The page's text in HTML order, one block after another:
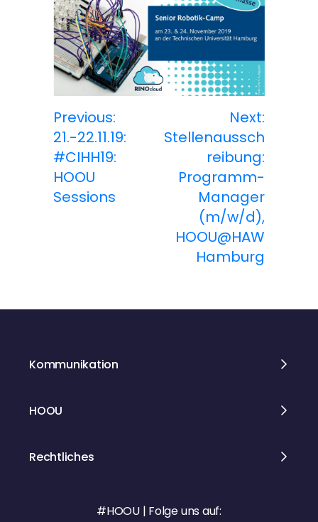
B
e
i
g
n
a
i
Previous:
21.-22.11.19:
#CIHH19:
HOOU
Sessions
Next:
Stellenaussch
reibung:
Programm-
Manager
(m/w/d),
HOOU@HAW
Hamburg
Kommunikation
HOOU
Rechtliches
#HOOU | Folge uns auf: